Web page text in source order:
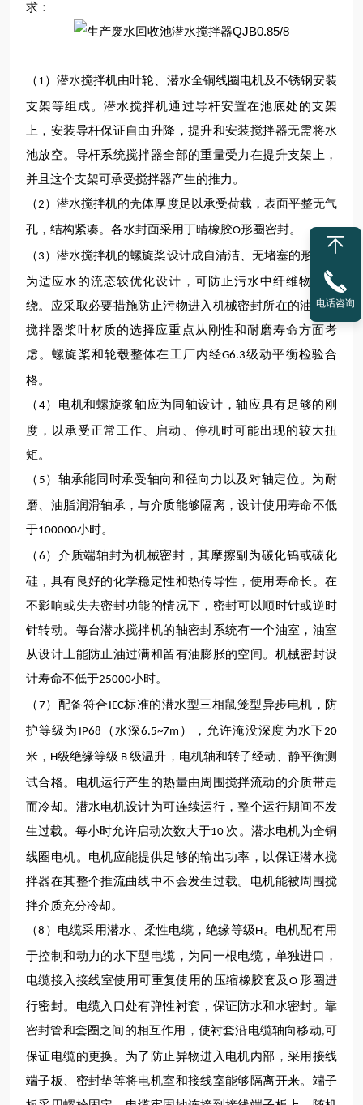
求 ：
（ 1 ）潜水搅拌机由叶轮、潜水全铜线圈电机及不锈钢安装
支架等组成。潜水搅拌机通过导杆安置在池底处的支架
上，安装导杆保证自由升降，提升和安装搅拌器无需将水
池放空。导杆系统搅拌器全部的重量受力在提升支架上，
并且这个支架可承受搅拌器产生的推力。
（2 ）潜水搅拌机的壳体厚度足以承受荷载，表面平整无气
孔，结构紧凑。各水封面采用丁晴橡胶O形圈密封。
（ 3 ）潜水搅拌机的螺旋桨设计成自清洁、无堵塞的形式，
为适应水的流态较优化设计，可防止污水中纤维物的缠
绕。应采取必要措施防止污物进入机械密封所在的油室。
搅拌器桨叶材质的选择应重点从刚性和耐磨寿命方面考
虑。螺旋桨和轮毂整体在工厂内经G6.3级动平衡检验合
格。
（ 4）电机和螺旋浆轴应为同轴设计，轴应具有足够的刚
度，以承受正常工作、启动、停机时可能出现的较大扭
矩。
（ 5 ）轴承能同时承受轴向和径向力以及对轴定位。为耐
磨、油脂润滑轴承，与介质能够隔离，设计使用寿命不低
于100000小时。
（ 6 ）介质端轴封为机械密封，其摩擦副为碳化钨或碳化
硅 ，具有良好的化学稳定性和热传导性，使用寿命长。在
不影响或失去密封功能的情况下，密封可以顺时针或逆时
针转动。每台潜水搅拌机的轴密封系统有一个油室，油室
从设计上能防止油过满和留有油膨胀的空间。机械密封设
计寿命不低于25000小时。
（ 7 ）配备符合 IEC标准的潜水型三相鼠笼型异步电机，防
护等级为 IP68 （水深6.5~7m ） ，允许淹没深度为水下20
米， H级绝缘等级 B级温升，电机轴和转子经动、静平衡测
试合格。电机运行产生的热量由周围搅拌流动的介质带走
而冷却。潜水电机设计为可连续运行，整个运行期间不发
生过载。每小时允许启动次数大于10次。潜水电机为全铜
线圈电机。电机应能提供足够的输出功率，以保证潜水搅
拌器在其整个推流曲线中不会发生过载。电机能被周围搅
拌介质充分冷却。
（8 ）电缆采用潜水、柔性电缆，绝缘等级H 。电机配有用
于控制和动力的水下型电缆，为同一根电缆，单独进口，
电缆接入接线室使用可重复使用的压缩橡胶套及 O形圈进
行密封。电缆入口处有弹性衬套，保证防水和水密封。靠
密封管和套圈之间的相互作用，使衬套沿电缆轴向移动,可
保证电缆的更换。为了防止异物进入电机内部，采用接线
端子板、密封垫等将电机室和接线室能够 隔离开来。端子
电话咨询